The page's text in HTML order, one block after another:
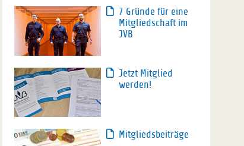
7 Gründe für eine
Mitgliedschaft im
JVB
Jetzt Mitglied
werden!
Mitgliedsbeiträge